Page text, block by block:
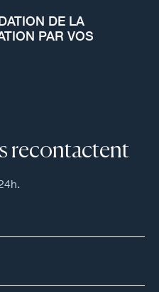
DE LA
PAR VOS
recontactent